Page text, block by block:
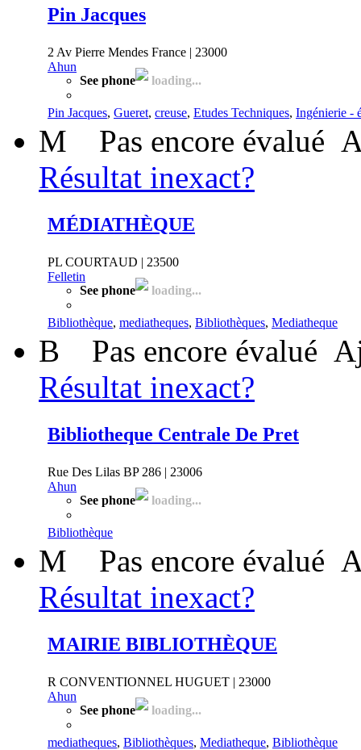
Pin Jacques
2 Av Pierre Mendes France | 23000
Ahun
See phone
loading...
Pin Jacques, Gueret, creuse, Etudes Techniques, Ingénierie -
M Pas encore évalué
Résultat inexact?
MÉDIATHÈQUE
PL COURTAUD | 23500
Felletin
See phone
loading...
Bibliothèque, mediatheques, Bibliothèques, Mediatheque
B Pas encore évalué
Résultat inexact?
Bibliotheque Centrale De Pret
Rue Des Lilas BP 286 | 23006
Ahun
See phone
loading...
Bibliothèque
M Pas encore évalué
Résultat inexact?
MAIRIE BIBLIOTHÈQUE
R CONVENTIONNEL HUGUET | 23000
Ahun
See phone
loading...
mediatheques, Bibliothèques, Mediatheque, Bibliothèque